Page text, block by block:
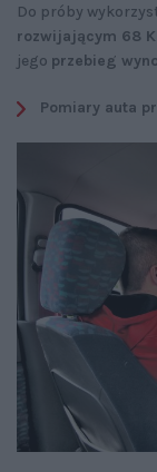
Do próby
rozwijającym 68
jego przebieg
Pomiary auta